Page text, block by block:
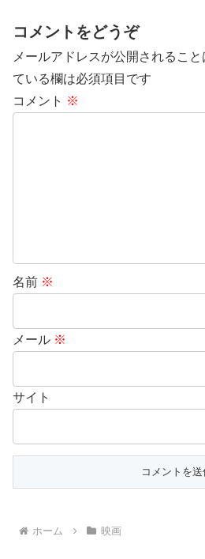
コメントをどうぞ
メールアドレスが公開されること
ている欄は必須項目です
コメント ※
名前 ※
メール ※
サイト
ホーム 映画